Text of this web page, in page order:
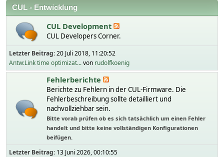
CUL - Entwicklung
CUL Development
CUL Developers Corner.
Letzter Beitrag:20 Juli 2018, 11:20:52
Antw:Link time optimizat...von rudolfkoenig
Fehlerberichte
Berichte zu Fehlern in der CUL-Firmware. Die
Fehlerbeschreibung sollte detailliert und
nachvollziehbar sein.
Bitte vorab prüfen ob es sich tatsächlich um einen Fehler
handelt und bitte keine vollständigen Konfigurationen
beifügen.
Letzter Beitrag: 13 Juni 2026, 00:10:55